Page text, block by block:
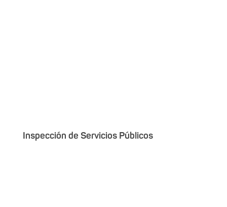
Inspección de Servicios Públicos